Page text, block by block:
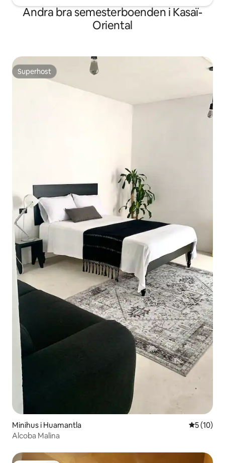
Andra bra semesterboenden i Kasaï-
Oriental
Superhost
Superhost
Minihus i Huamantla 5 av 5 i
5 (10)
Alcoba Malina